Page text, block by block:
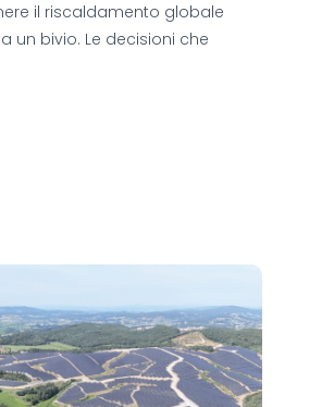
il riscaldamento globale
un bivio. Le decisioni che